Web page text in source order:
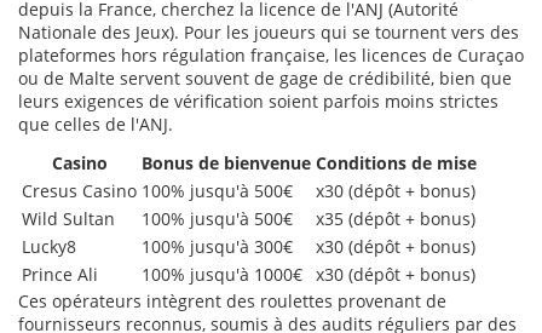
depuis la France, cherchez la licence de l'ANJ (Autorité
Nationale des Jeux). Pour les joueurs qui se tournent vers des
plateformes hors régulation française, les licences de Curaçao
ou de Malte servent souvent de gage de crédibilité, bien que
leurs exigences de vérification soient parfois moins strictes
que celles de l'ANJ.
Casino
Bonus de bienvenue Conditions de mise
Cresus Casino 100% jusqu'à 500€
x30 (dépôt + bonus)
Wild Sultan
100% jusqu'à 500€
x35 (dépôt + bonus)
Lucky8
100% jusqu'à 300€
x30 (dépôt + bonus)
Prince Ali
100% jusqu'à 1000€ x30 (dépôt + bonus)
Ces opérateurs intègrent des roulettes provenant de
fournisseurs reconnus, soumis à des audits réguliers par des